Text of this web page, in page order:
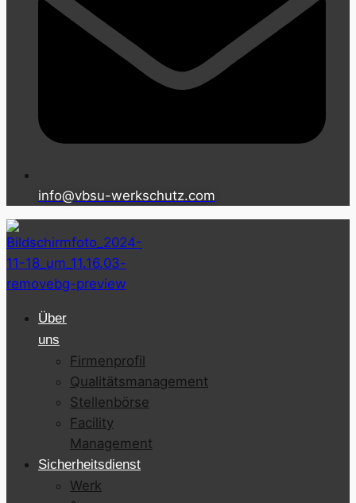
info@vbsu-werkschutz.com
Über
uns
Firmenprofil
Qualitätsmanagement
Stellenbörse
Facility
Management
Sicherheitsdienst
Werk